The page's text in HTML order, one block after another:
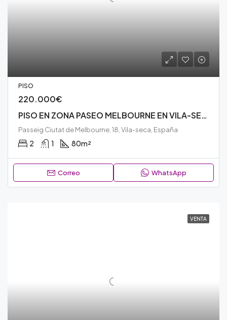
PISO
220.000€
PISO EN ZONA PASEO MELBOURNE EN VILA-SECA – IDEAL PARA FAMILIAS – N209V
Passeig Ciutat de Melbourne, 18, Vila-seca, España
2 1 80m²
Correo WhatsApp
VENTA